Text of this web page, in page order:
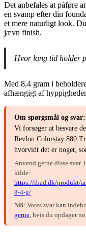
Det anbefales at påføre
en svamp efter din
et mere naturligt look.
jævn finish.
Hvor lang tid holder
Med 8,4 gram i
afhængigt af
Om spørgsmål og svar:
Vi forsøger at besvare
Revlon Colorstay 880
hvorvidt det er noget,
Anvend gerne disse
kilde:
https://ibad.dk/produkt/
8-4-g/
NB: Vores svar kan
gerne, hvis du opdager